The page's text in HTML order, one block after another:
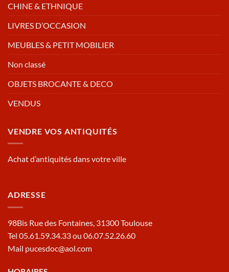
CHINE & ETHNIQUE
LIVRES D’OCCASION
MEUBLES & PETIT MOBILIER
Non classé
OBJETS BROCANTE & DECO
VENDUS
VENDRE VOS ANTIQUITÉS
Achat d’antiquités dans votre ville
ADRESSE
98Bis Rue des Fontaines, 31300 Toulouse
Tel 05.61.59.34.33 ou 06.07.52.26.60
Mail pucesdoc@aol.com